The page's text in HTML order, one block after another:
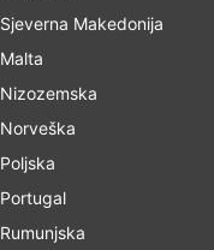
Sjeverna Makedonija
Malta
Nizozemska
Norveška
Poljska
Portugal
Rumunjska